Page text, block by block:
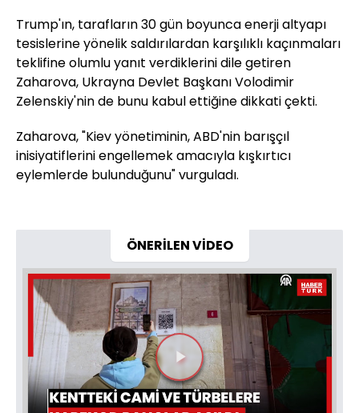
Trump'ın, tarafların 30 gün boyunca enerji altyapı
tesislerine yönelik saldırılardan karşılıklı kaçınmaları
teklifine olumlu yanıt verdiklerini dile getiren
Zaharova, Ukrayna Devlet Başkanı Volodimir
Zelenskiy'nin de bunu kabul ettiğine dikkati çekti.
Zaharova, "Kiev yönetiminin, ABD'nin barışçıl
inisiyatiflerini engellemek amacıyla kışkırtıcı
eylemlerde bulunduğunu" vurguladı.
ÖNERİLEN VİDEO
Videoyu
Oynat